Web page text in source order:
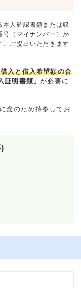
人確認書類または収
号（マイナンバー）が
、ご提出いただきます
入と借入希望額の合
証明書類」が必要に
念のため持参してお